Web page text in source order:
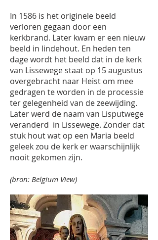
In 1586 is het originele beeld
verloren gegaan door een
kerkbrand. Later kwam er een nieuw
beeld in lindehout. En heden ten
dage wordt het beeld dat in de kerk
van Lissewege staat op 15 augustus
overgebracht naar Heist om mee
gedragen te worden in de processie
ter gelegenheid van de zeewijding.
Later werd de naam van Lisputwege
veranderd in Lissewege. Zonder dat
stuk hout wat op een Maria beeld
geleek zou de kerk er waarschijnlijk
nooit gekomen zijn.
(bron: Belgium View)